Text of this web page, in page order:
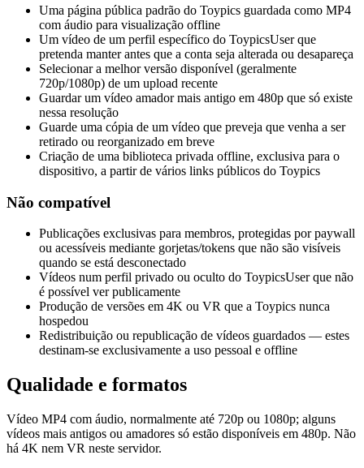
Uma página pública padrão do Toypics guardada como MP4
com áudio para visualização offline
Um vídeo de um perfil específico do ToypicsUser que
pretenda manter antes que a conta seja alterada ou desapareça
Selecionar a melhor versão disponível (geralmente
720p/1080p) de um upload recente
Guardar um vídeo amador mais antigo em 480p que só existe
nessa resolução
Guarde uma cópia de um vídeo que preveja que venha a ser
retirado ou reorganizado em breve
Criação de uma biblioteca privada offline, exclusiva para o
dispositivo, a partir de vários links públicos do Toypics
Não compatível
Publicações exclusivas para membros, protegidas por paywall
ou acessíveis mediante gorjetas/tokens que não são visíveis
quando se está desconectado
Vídeos num perfil privado ou oculto do ToypicsUser que não
é possível ver publicamente
Produção de versões em 4K ou VR que a Toypics nunca
hospedou
Redistribuição ou republicação de vídeos guardados — estes
destinam-se exclusivamente a uso pessoal e offline
Qualidade e formatos
Vídeo MP4 com áudio, normalmente até 720p ou 1080p; alguns
vídeos mais antigos ou amadores só estão disponíveis em 480p. Não
há 4K nem VR neste servidor.